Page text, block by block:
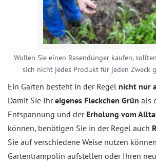
Wollen Sie einen Rasendünger kaufen,
sich nicht jedes Produkt für jeden Zweck
Ein Garten besteht in der Regel nicht nur
Damit Sie Ihreigenes Fleckchen Grün als
Entspannung und der Erholung vom
können, benötigen Sie in der Regel auch
Sie auf verschiedene Weise nutzen
Gartentrampolin aufstellen oder Ihren